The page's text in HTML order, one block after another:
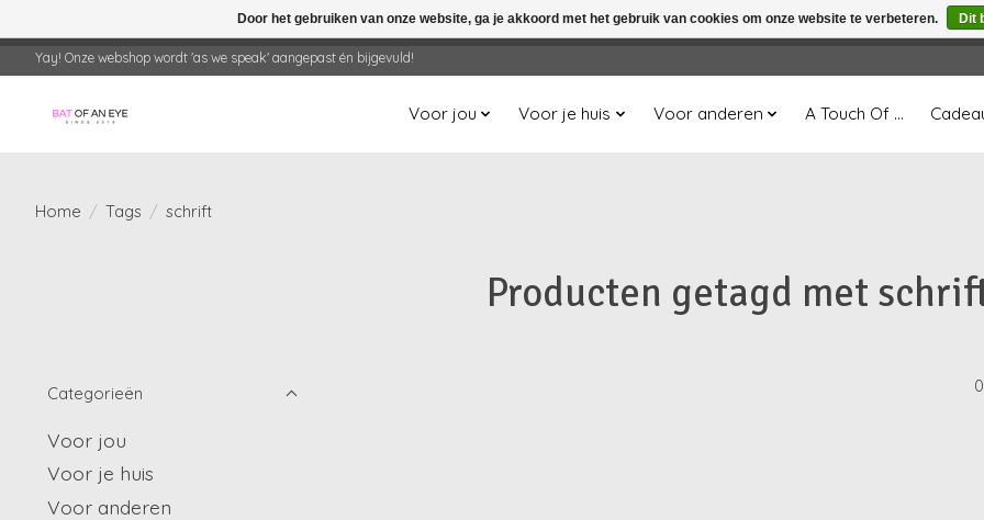
Yay! Onze webshop wordt 'as we speak' aangepast én bijgevuld!
Voor jou Voor je huis Voor anderen A Touch Of ...
Home / Tags / schrift
Producten getagd met
Categorieën
Voor jou
Voor je huis
Voor anderen
Door het gebruiken van onze website, ga je akkoord met het gebruik van cookies om onze website te verbeteren. Dit
← Keer terug naar de backofficeDeze winkel is in aanbouw. Eventueel geplaatste orders zullen niet